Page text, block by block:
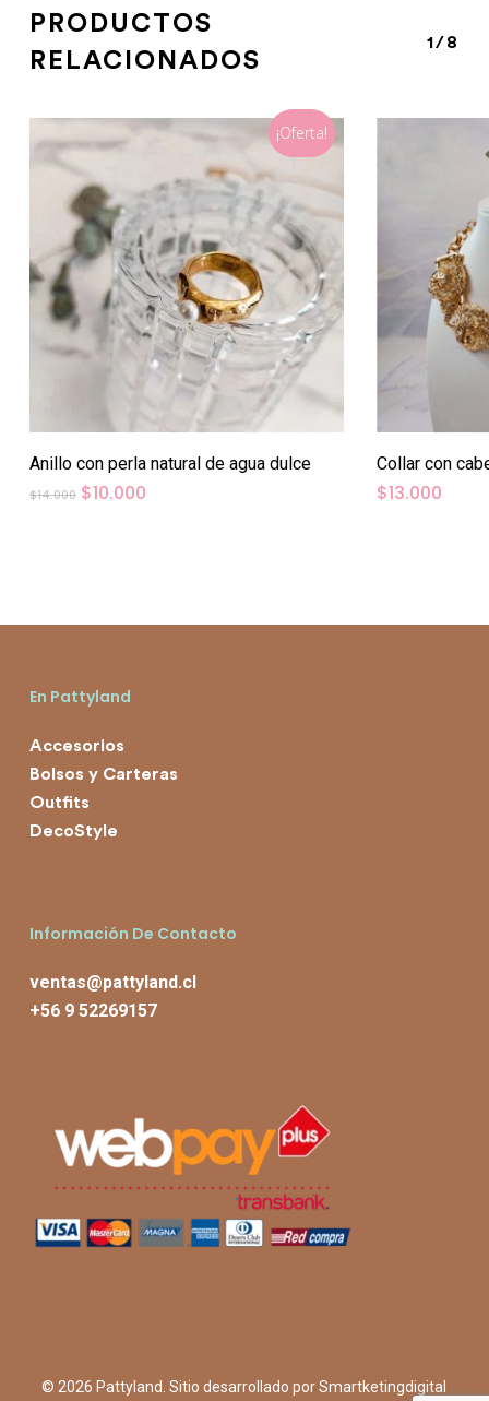
PRODUCTOS
RELACIONADOS
1/8
¡Oferta!
Anillo con perla natural de agua dulce
$14.000 El
$10.000El
Collar con
$13.000
En Pattyland
Accesorios
Bolsos y Carteras
Outfits
DecoStyle
Información De Contacto
ventas@pattyland.cl
+56 9 52269157
© 2026 Pattyland. Sitio desarrollado porSmartketingdigital